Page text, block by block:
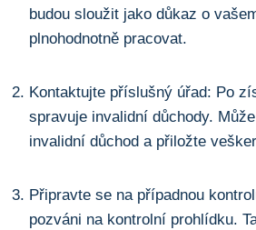
budou sloužit jako důkaz o
plnohodnotně pracovat.
Kontaktujte příslušný úřad: ⁣Po
spravuje invalidní důchody.⁢
invalidní důchod a přiložte
Připravte se na případnou
pozváni​ na kontrolní prohlídku.